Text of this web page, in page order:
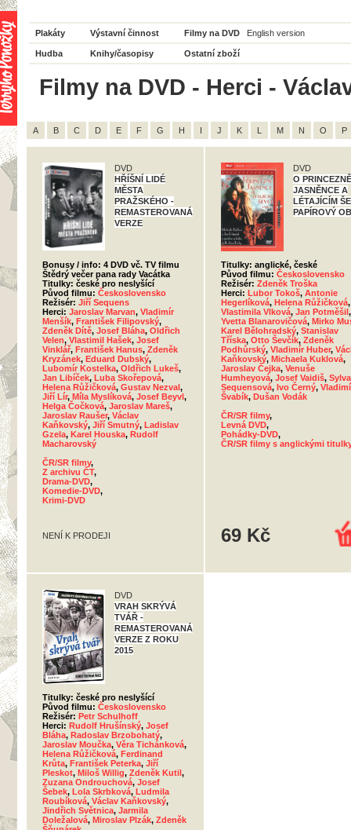
Plakáty Výstavní činnost Filmy na DVD English version
Hudba Knihy/časopisy Ostatní zboží
Filmy na DVD - Herci -
A B C D E F G H I J K L M N O P
DVD
HŘÍŠNÍ LIDÉ
MĚSTA
PRAŽSKÉHO -
REMASTEROVANÁ
VERZE
Bonusy / info: 4 DVD vč. TV filmu
Štědrý večer pana rady Vacátka
Titulky: české pro neslyšící
Původ filmu: Československo
Režisér: Jiří Sequens
Herci: Jaroslav Marvan, Vladimír
Menšík, František Filipovský,
Zdeněk Dítě, Josef Bláha, Oldřich
Velen, Vlastimil Hašek, Josef
Vinklář, František Hanus, Zdeněk
Kryzánek, Eduard Dubský,
Lubomír Kostelka, Oldřich Lukeš,
Jan Libíček, Luba Skořepová,
Helena Růžičková, Gustav Nezval,
Jiří Lír, Míla Myslíková, Josef Beyvl,
Helga Čočková, Jaroslav Mareš,
Jaroslav Raušer, Václav
Kaňkovský, Jiří Smutný, Ladislav
Gzela, Karel Houska, Rudolf
Macharovský
ČR/SR filmy,
Z archivu ČT,
Drama-DVD,
Komedie-DVD,
Krimi-DVD
NENÍ K PRODEJI
DVD
O PRINCEZNĚ
JASNĚNCE A
LÉTAJÍCÍM
PAPÍROVÝ
Titulky: anglické, české
Původ filmu: Československo
Režisér: Zdeněk Troška
Herci: Lubor Tokoš, Antonie
Hegerlíková, Helena Růžičková,
Vlastimila Vlková, Jan Potměšil,
Yvetta Blanarovičová, Mirko
Karel Bělohradský, Stanislav
Tříska, Otto Ševčík, Zdeněk
Podhůrský, Vladimír Huber,
Kaňkovský, Michaela Kuklová,
Jaroslav Čejka, Venuše
Humheyová, Josef Vaidiš, Sylva
Sequensová, Ivo Černý,
Švabík, Dušan Vodák
ČR/SR filmy,
Levná DVD,
Pohádky-DVD,
ČR/SR filmy s anglickými
69 Kč
DVD
VRAH SKRÝVÁ
TVÁŘ -
REMASTEROVANÁ
VERZE Z ROKU
2015
Titulky: české pro neslyšící
Původ filmu: Československo
Režisér: Petr Schulhoff
Herci: Rudolf Hrušínský, Josef
Bláha, Radoslav Brzobohatý,
Jaroslav Moučka, Věra Tichánková,
Helena Růžičková, Ferdinand
Krůta, František Peterka, Jiří
Pleskot, Miloš Willig, Zdeněk Kutil,
Zuzana Ondrouchová, Josef
Šebek, Lola Skrbková, Ludmila
Roubíková, Václav Kaňkovský,
Jindřich Světnica, Jarmila
Doležalová, Miroslav Plzák, Zdeněk